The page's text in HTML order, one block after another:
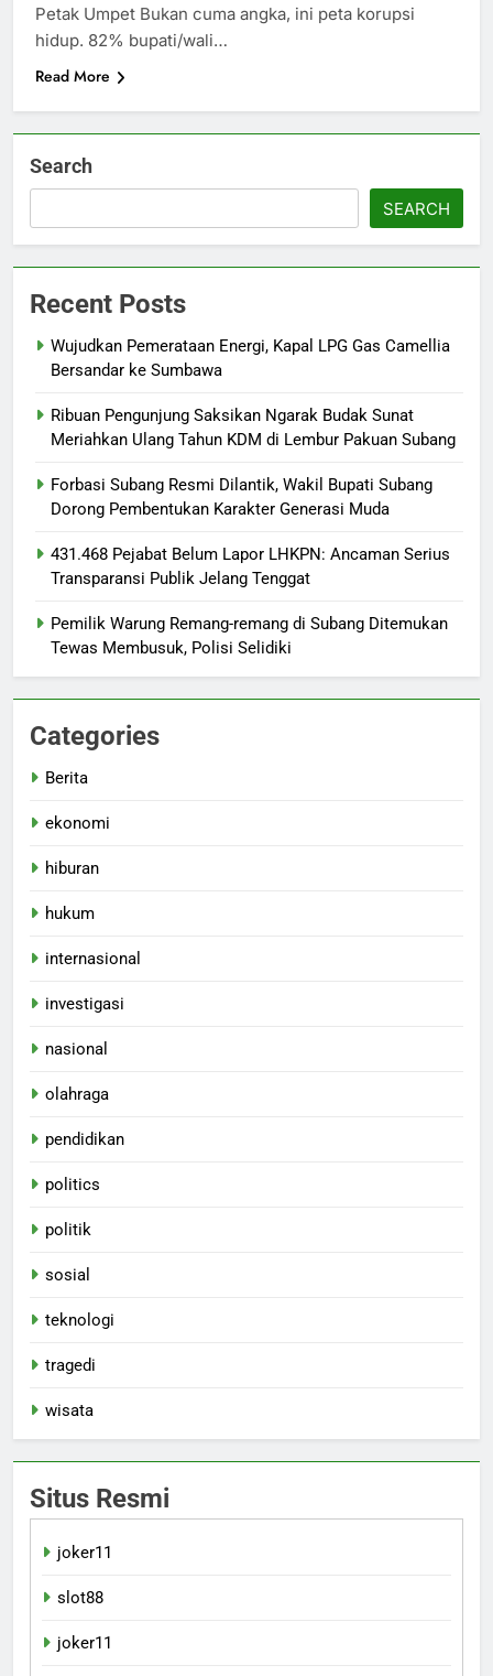
Petak Umpet Bukan cuma angka, ini peta korupsi
hidup. 82% bupati/wali…
Read More
Search
SEARCH
Recent Posts
Wujudkan Pemerataan Energi, Kapal LPG Gas Camellia
Bersandar ke Sumbawa
Ribuan Pengunjung Saksikan Ngarak Budak Sunat
Meriahkan Ulang Tahun KDM di Lembur Pakuan Subang
‎Forbasi Subang Resmi Dilantik, Wakil Bupati Subang
Dorong Pembentukan Karakter Generasi Muda
431.468 Pejabat Belum Lapor LHKPN: Ancaman Serius
Transparansi Publik Jelang Tenggat
Pemilik Warung Remang-remang di Subang Ditemukan
Tewas Membusuk, Polisi Selidiki
Categories
Berita
ekonomi
hiburan
hukum
internasional
investigasi
nasional
olahraga
pendidikan
politics
politik
sosial
teknologi
tragedi
wisata
Situs Resmi
joker11
slot88
joker11